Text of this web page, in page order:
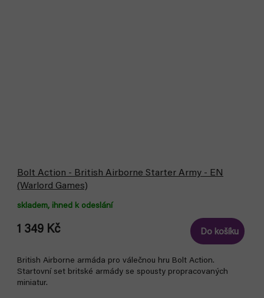
Bolt Action - British Airborne Starter Army - EN
(Warlord Games)
skladem, ihned k odeslání
1 349 Kč Do košíku
British Airborne armáda pro válečnou hru Bolt Action.
Startovní set britské armády se spousty propracovaných
miniatur.